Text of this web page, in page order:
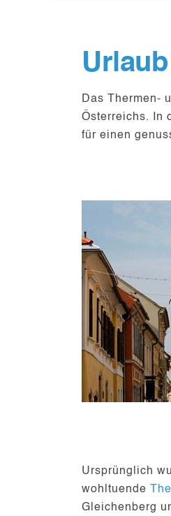
Das Thermen-
Österreichs. In
für einen
Ursprünglich
wohltuende
Gleichenberg